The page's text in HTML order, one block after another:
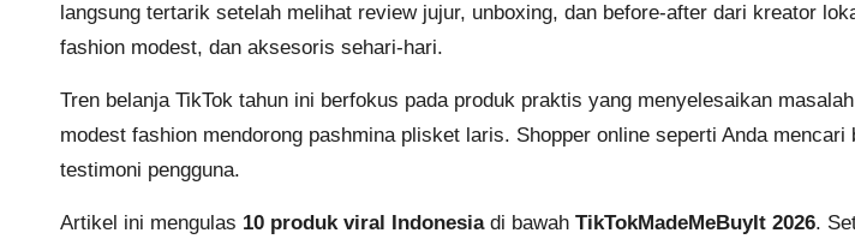
langsung tertarik setelah melihat review jujur, unboxing, dan before-after dari kreator
fashion modest, dan aksesoris sehari-hari.
Tren belanja TikTok tahun ini berfokus pada produk praktis yang menyelesaikan
modest fashion mendorong pashmina plisket laris. Shopper online seperti Anda
testimoni pengguna.
Artikel ini mengulas 10 produk viral Indonesiadi bawah TikTokMadeMeBuyIt 2026.